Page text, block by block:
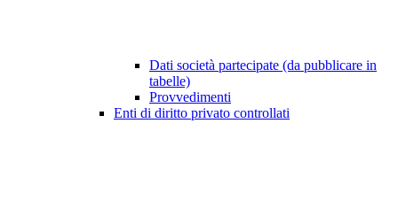
Dati società partecipate (da pubblicare in
tabelle)
Provvedimenti
Enti di diritto privato controllati